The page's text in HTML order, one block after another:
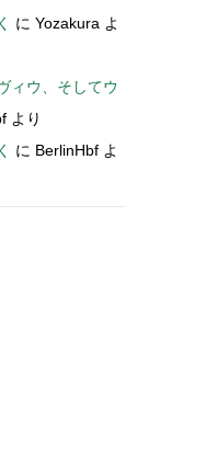
に Yozakura よ
ィウ、そしてウ
より
に BerlinHbf よ